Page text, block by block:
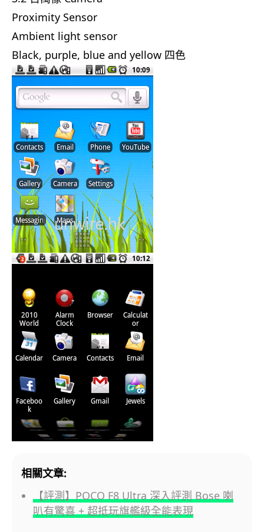
Proximity Sensor
Ambient light sensor
Black, purple, blue and yellow 四色
相關文章:
【評測】POCO F8 Ultra 深入評測 Bose 喇
叭有驚喜 + 超抵玩旗艦級全能表現